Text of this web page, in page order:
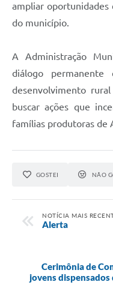
ampliar oportunidades
do município.
A Administração
diálogo
desenvolvimento
buscar ações que
famílias produtoras de
GOSTEI NÃO
NOTÍCIA MAIS
Alerta
Cerimônia de
jovens